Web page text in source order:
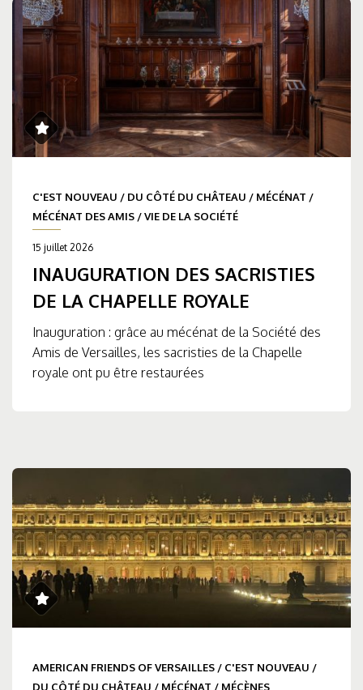
C'EST NOUVEAU / DU CÔTÉ DU CHÂTEAU / MÉCÉNAT /
MÉCÉNAT DES AMIS /VIE DE LA SOCIÉTÉ
15 juillet 2026
INAUGURATION DES SACRISTIES
DE LA CHAPELLE ROYALE
Inauguration : grâce au mécénat de la Société des
Amis de Versailles, les sacristies de la Chapelle
royale ont pu être restaurées
AMERICAN FRIENDS OF VERSAILLES / C'EST NOUVEAU /
DU CÔTÉ DU CHÂTEAU / MÉCÉNAT / MÉCÈNES